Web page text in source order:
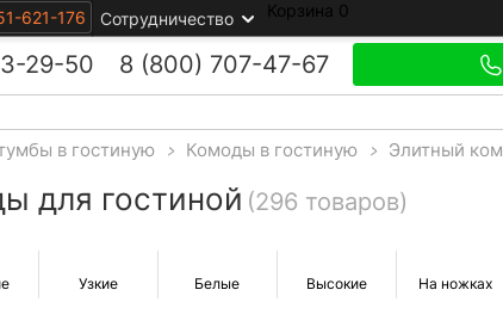
621-176 Сотрудничество Корзина 0
29-50 8 (800) 707-47-67
в гостиную > Комоды в гостиную > Элитный
для гостиной (296 товаров)
Узкие Белые Высокие На ножках